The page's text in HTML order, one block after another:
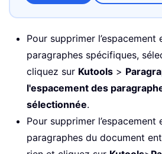
Pour supprimer l’espacement
paragraphes spécifiques,
cliquez sur Kutools >
l'espacement des
sélectionnée.
Pour supprimer l’espacement
paragraphes du document